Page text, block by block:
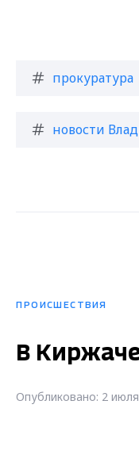
прокуратура
новости
ПРОИСШЕСТВИЯ
В
Опубликовано: 2